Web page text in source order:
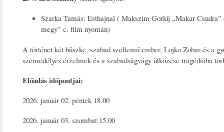
Szarka Tamás: Esthajnal ( Makszim Gorkij „Makar
megy” c. film nyomán)
A történet két büszke, szabad szellemű ember, Lojko Zobar és a
szenvedélyes érzelmek és a szabadságvágy ütközése tragédiába
Előadás időpontjai:
2026. január 02. péntek 18.00
2026. január 03. szombat 15.00